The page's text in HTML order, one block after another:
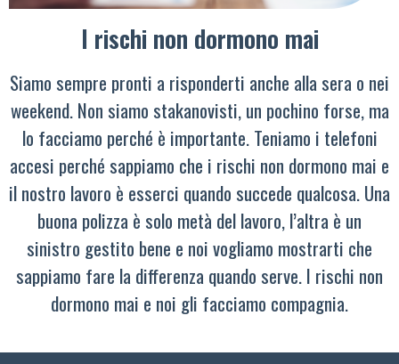
I rischi non dormono mai
Siamo sempre pronti a risponderti anche alla sera o nei
weekend. Non siamo stakanovisti, un pochino forse, ma
lo facciamo perché è importante. Teniamo i telefoni
accesi perché sappiamo che i rischi non dormono mai e
il nostro lavoro è esserci quando succede qualcosa. Una
buona polizza è solo metà del lavoro, l’altra è un
sinistro gestito bene e noi vogliamo mostrarti che
sappiamo fare la differenza quando serve. I rischi non
dormono mai e noi gli facciamo compagnia.